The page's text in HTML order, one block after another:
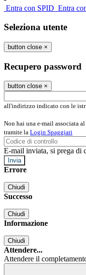
Entra con SPID Entra
Seleziona utente
button close ×
Recupero password
button close ×
all'indirizzo indicato con le
Non hai una e-mail associata
tramite la Login Spaggiari
E-mail inviata, si prega di
Errore
Chiudi
Successo
Chiudi
Informazione
Chiudi
Attendere...
Attendere il